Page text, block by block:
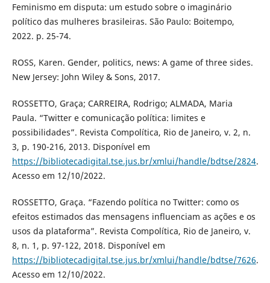
Feminismo em disputa: um estudo sobre o imaginário
político das mulheres brasileiras. São Paulo: Boitempo,
2022. p. 25-74.
ROSS, Karen. Gender, politics, news: A game of three sides.
New Jersey: John Wiley & Sons, 2017.
ROSSETTO, Graça; CARREIRA, Rodrigo; ALMADA, Maria
Paula. “Twitter e comunicação política: limites e
possibilidades”. Revista Compolítica, Rio de Janeiro, v. 2, n.
3, p. 190-216, 2013. Disponível em
https://bibliotecadigital.tse.jus.br/xmlui/handle/bdtse/2824.
Acesso em 12/10/2022.
ROSSETTO, Graça. “Fazendo política no Twitter: como os
efeitos estimados das mensagens influenciam as ações e os
usos da plataforma”. Revista Compolítica, Rio de Janeiro, v.
8, n. 1, p. 97-122, 2018. Disponível em
https://bibliotecadigital.tse.jus.br/xmlui/handle/bdtse/7626.
Acesso em 12/10/2022.